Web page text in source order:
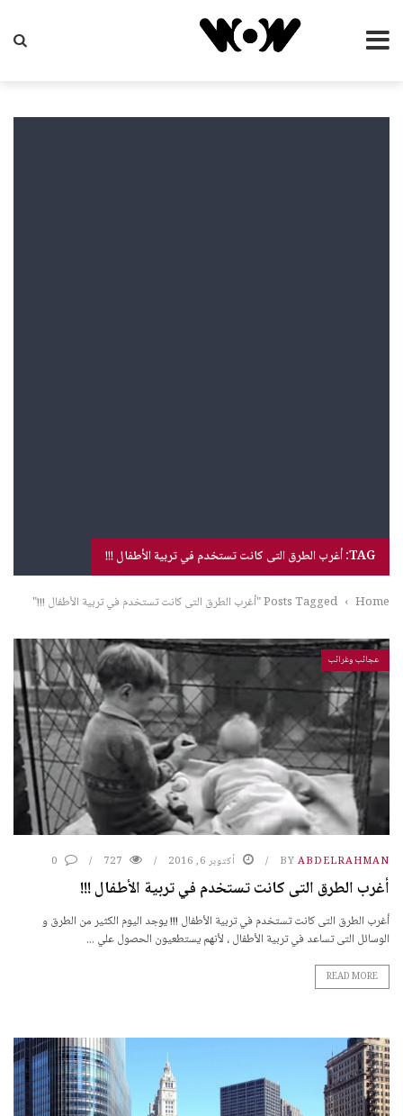
TAG: أغرب الطرق التى كانت تستخدم في تربية الأطفال !!!
Home
› Posts Tagged "أغرب الطرق التى كانت تستخدم في تربية الأطفال !!!"
عجائب وغرائب
BY ABDELRAHMAN أكتوبر 6, 2016 727
0
أغرب الطرق التى كانت تستخدم في تربية الأطفال !!!
أغرب الطرق التى كانت تستخدم في تربية الأطفال !!! يوجد اليوم الكثير من الطرق و
الوسائل التى تساعد في تربية الأطفال ، لأنهم يستطعيون الحصول علي ...
READ MORE